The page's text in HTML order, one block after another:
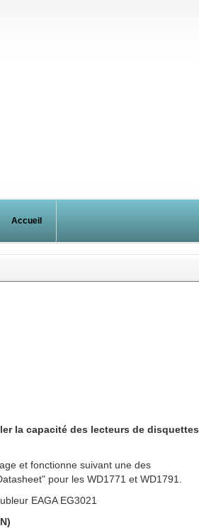
Accueil
la capacité des lecteurs de disquettes
et fonctionne suivant une des
pour les WD1771 et WD1791.
EAGA EG3021